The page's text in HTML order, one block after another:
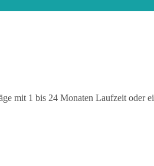
mit 1 bis 24 Monaten Laufzeit oder